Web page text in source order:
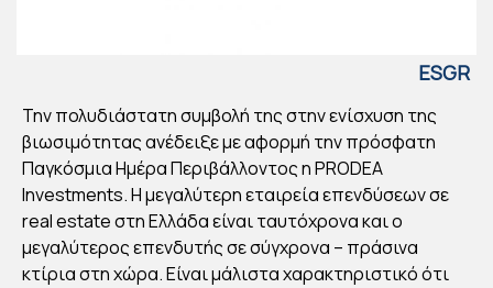
ESGR
PR
EA:
ΑΠ
Την πολυδιάστατη συμβολή της στην ενίσχυση της
βιωσιμότητας ανέδειξε με αφορμή την πρόσφατη
Παγκόσμια Ημέρα Περιβάλλοντος η PRODEA
Investments. Η μεγαλύτερη εταιρεία επενδύσεων σε
real estate στη Ελλάδα είναι ταυτόχρονα και ο
μεγαλύτερος επενδυτής σε σύγχρονα – πράσινα
κτίρια στη χώρα. Είναι μάλιστα χαρακτηριστικό ότι